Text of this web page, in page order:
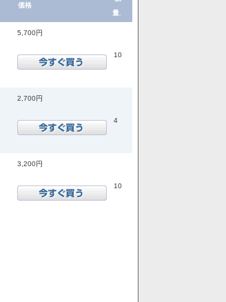
価格
量.
5,700円
10
2,700円
4
3,200円
10